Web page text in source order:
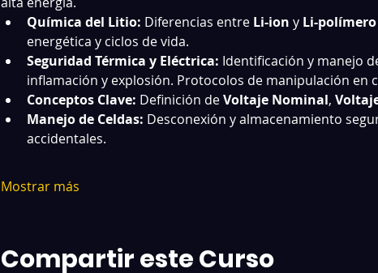
Química del Litio: Diferencias entre Li-ion y Li-polímero
energética y ciclos de vida.
Seguridad Térmica y Eléctrica: Identificación y manejo
inflamación y explosión. Protocolos de manipulación en
Conceptos Clave: Definición de Voltaje Nominal,
Manejo de Celdas: Desconexión y almacenamiento
accidentales.
Mostrar más
Compartir este Curso